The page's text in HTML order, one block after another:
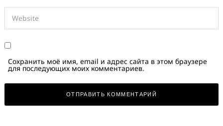
Сохранить моё имя, email и адрес сайта в этом браузере
для последующих моих комментариев.